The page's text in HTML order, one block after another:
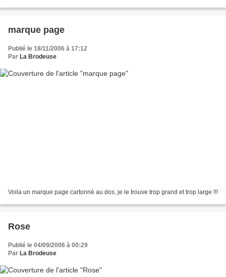
marque page
Publié le 18/11/2006 à 17:12
Par La Brodeuse
Voila un marque page cartonné au dos, je le trouve trop grand et trop large !!!
Rose
Publié le 04/09/2006 à 00:29
Par La Brodeuse